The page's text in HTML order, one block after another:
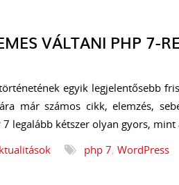
VÁLTANI PHP 7-
egyik legjelentősebb
már számos cikk, elemzés,
7 legalább kétszer olyan gyors,
php 7,WordPress